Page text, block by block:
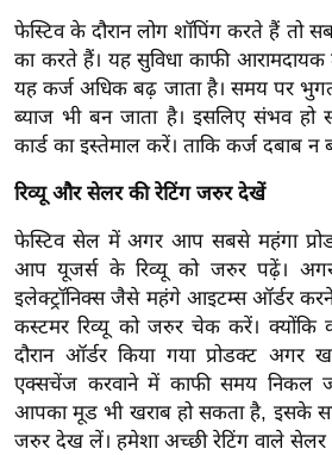
ऑ
टो
व
र्ल्ड
न्यू
ज
ब्री
फ
म
नो
रं
ज
न
ज
फेस्टिव के दौरान लोग शॉपिंग करते हैं तो
का करते हैं। यह सुविधा काफी
यह कर्ज अधिक बढ़ जाता है। समय पर
ब्याज भी बन जाता है। इसलिए संभव
कार्ड का इस्तेमाल करें। ताकि कर्ज दबाब न
रिव्यू और सेलर की रेटिंग जरुर देखें
फेस्टिव सेल में अगर आप सबसे महंगा
आप यूजर्स के रिव्यू को जरुर पढ़ें।
इलेक्ट्रॉनिक्स जैसे महंगे आइटम्स ऑर्डर
कस्टमर रिव्यू को जरुर चेक करें। क्योंकि
दौरान ऑर्डर किया गया प्रोडक्ट अगर
एक्सचेंज करवाने में काफी समय निकल
आपका मूड भी खराब हो सकता है, इसके
जरुर देख लें। हमेशा अच्छी रेटिंग वाले सेलर